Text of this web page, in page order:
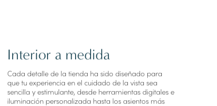
Interior a medida
Cada detalle de la tienda ha sido diseñado para
que tu experiencia en el cuidado de la vista sea
sencilla y estimulante, desde herramientas digitalese
iluminación personalizada hasta los asientos más